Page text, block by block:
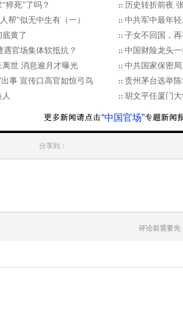
猝死”了吗？
历史转折前夜
帮”似无中生有（一）
中共军中最年
黄了
子女不回国，
遇官场集体软抵抗？
中国财险龙头
世 消息逾月才曝光
中共国家保密
事 宣传口高官如惊弓鸟
贵州茅台选举
胡文平任厦门
“中国官场”
分享到：
评论前需要先